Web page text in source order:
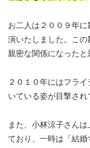
お二人は２００９年
演いたしました。この
親密な関係になったと
２０１０年にはフラ
いている姿が目撃され
また、小林涼子さん
ており、一時は「結